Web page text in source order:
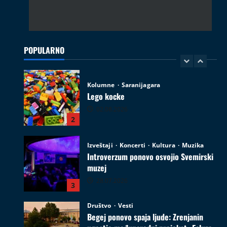
POPULARNO
Lego kocke
3
Introverzum ponovo osvojio Svemirski
muzej
4
Begej ponovo spaja ljude: Zrenjanin
ugostio međunarodni projekat „Ecluze
pe Bega“
Film Kultura
Zrenjanin